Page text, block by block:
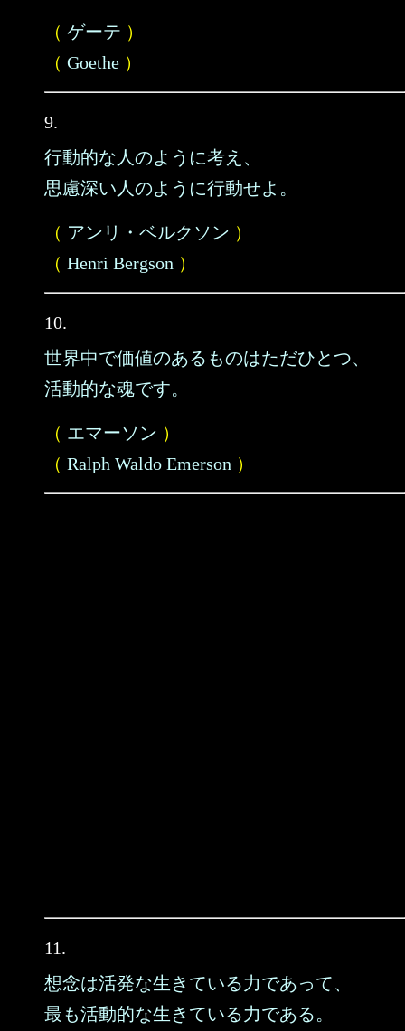
（ ゲーテ ）
（ Goethe ）
9.
行動的な人のように考え、
思慮深い人のように行動せよ。
（ アンリ・ベルクソン ）
（ Henri Bergson ）
10.
世界中で価値のあるものはただひとつ、
活動的な魂です。
（ エマーソン ）
（ Ralph Waldo Emerson ）
11.
想念は活発な生きている力であって、
最も活動的な生きている力である。